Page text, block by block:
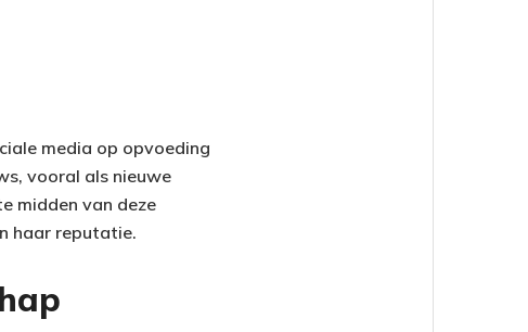
media op opvoeding
vooral als nieuwe
midden van deze
haar reputatie.